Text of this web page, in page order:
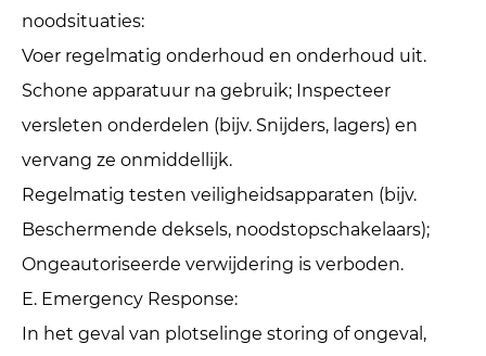
noodsituaties: ‌
Voer regelmatig onderhoud en onderhoud uit.
Schone apparatuur na gebruik; Inspecteer
versleten onderdelen (bijv. Snijders, lagers) en
vervang ze onmiddellijk.
Regelmatig testen veiligheidsapparaten (bijv.
Beschermende deksels, noodstopschakelaars);
Ongeautoriseerde verwijdering is verboden.
E. Emergency Response: ‌
In het geval van plotselinge storing of ongeval,